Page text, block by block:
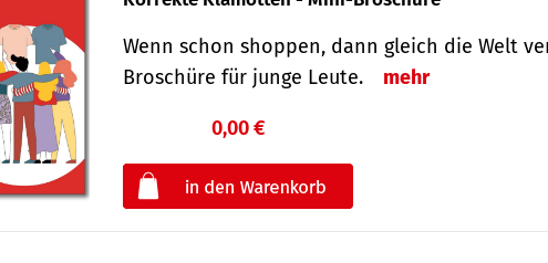
Wenn schon shoppen, dann gleich die Welt
Broschüre für junge Leute.
mehr
0,00 €